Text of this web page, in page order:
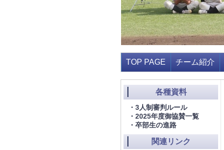
TOP PAGE チーム紹介
各種資料
・3人制審判ルール
・2025年度御協賛一覧
・卒部生の進路
関連リンク